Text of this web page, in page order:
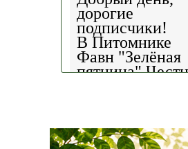
дорогие
подписчики!
В Питомнике
Фавн "Зелёная
пятница".
площадках!